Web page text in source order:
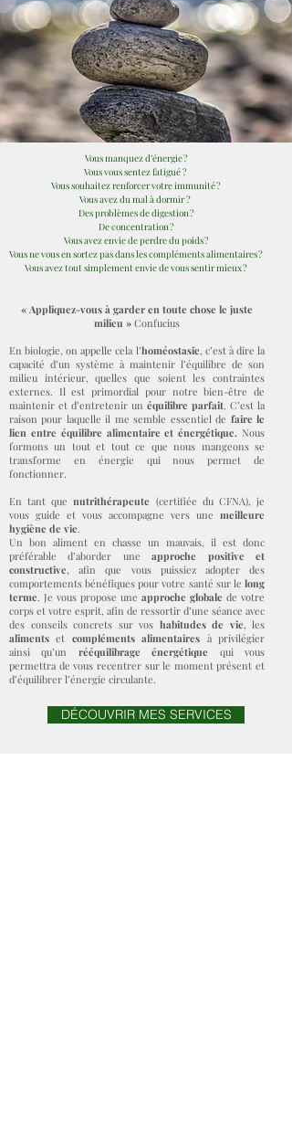
Vous manquez d’énergie ?
Vous vous sentez fatigué ?
Vous souhaitez renforcer votre immunité ?
Vous avez du mal à dormir ?
Des problèmes de digestion ?
De concentration ?
Vous avez envie de perdre du poids ?
Vous ne vous en sortez pas dans les compléments alimentaires ?
Vous avez tout simplement envie de vous sentir mieux ?
« Appliquez-vous à garder en toute chose le juste
milieu » Confucius
En biologie, on appelle cela l’homéostasie, c’est à dire la
capacité d’un système à maintenir l’équilibre de son
milieu intérieur, quelles que soient les contraintes
externes. Il est primordial pour notre bien-être de
maintenir et d’entretenir un équilibre parfait. C’est la
raison pour laquelle il me semble essentiel de faire le
lien entre équilibre alimentaire et énergétique. Nous
formons un tout et tout ce que nous mangeons se
transforme en énergie qui nous permet de
fonctionner.
En tant quenutrithérapeute (certifiée du CFNA), je
vous guide et vous accompagne vers une meilleure
hygiène de vie.
Un bon aliment en chasse un mauvais, il est donc
préférable d’aborder uneapproche positive et
constructive, afin que vous puissiez adopter des
comportements bénéfiques pour votre santé sur le long
terme. Je vous propose une approche globale de votre
corps et votre esprit, afin de ressortir d’une séance avec
des conseils concrets sur vos habitudes de vie, les
aliments et compléments alimentaires à privilégier
ainsi qu’un rééquilibrage énergétique qui vous
permettra de vous recentrer sur le moment présent et
d’équilibrer l’énergie circulante.
DÉCOUVRIR MES SERVICES